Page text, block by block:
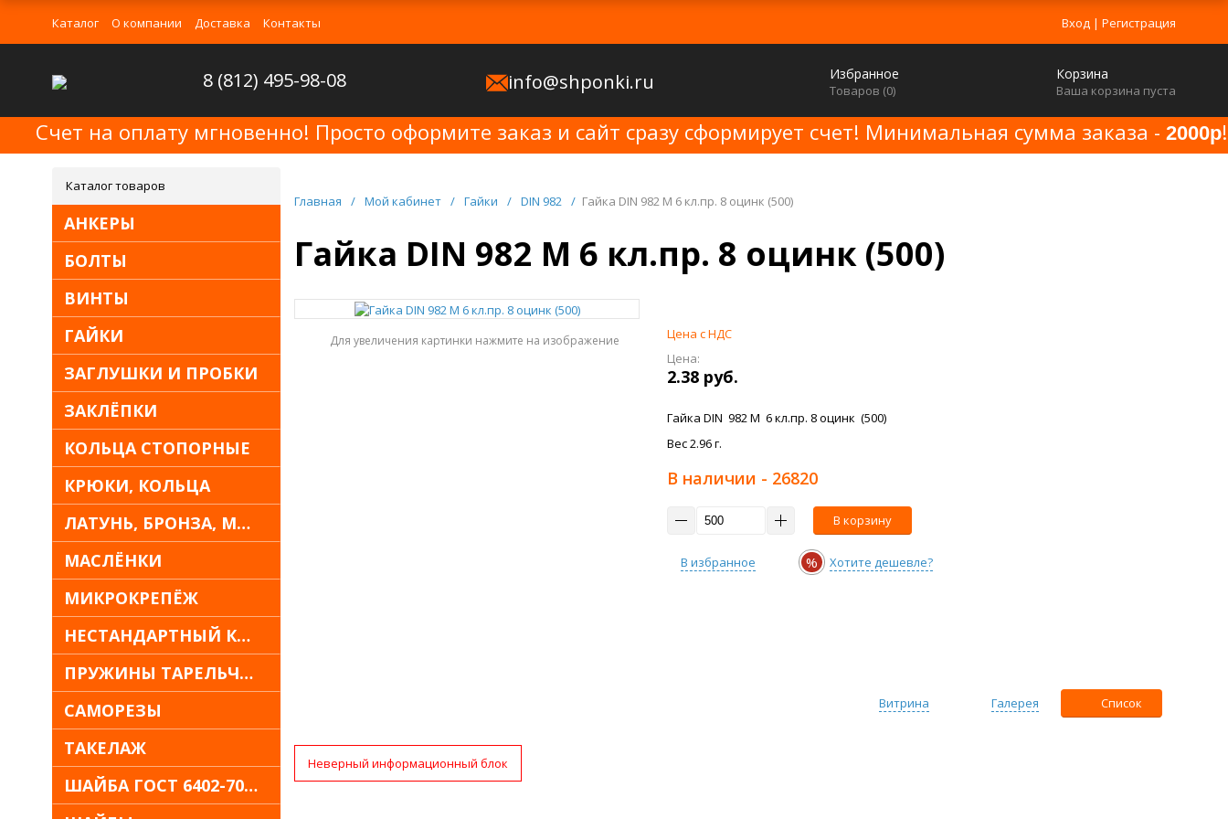
Вход | Регистрация
Каталог О компании Доставка Контакты
8 (812) 495-98-08 info@shponki.ru Избранное
Товаров (0)
Корзина
Ваша корзина пуста
Счет на оплату мгновенно! Просто оформите заказ и сайт сразу сформирует счет! Минимальная сумма заказа - 2000р!
Каталог товаров
АНКЕРЫ
БОЛТЫ
ВИНТЫ
ГАЙКИ
ЗАГЛУШКИ И ПРОБКИ
ЗАКЛЁПКИ
КОЛЬЦА СТОПОРНЫЕ
КРЮКИ, КОЛЬЦА
ЛАТУНЬ, БРОНЗА, МЕДЬ
МАСЛЁНКИ
МИКРОКРЕПЁЖ
НЕСТАНДАРТНЫЙ КРЕПЁЖ
ПРУЖИНЫ ТАРЕЛЬЧАТЫЕ
САМОРЕЗЫ
ТАКЕЛАЖ
ШАЙБА ГОСТ 6402-70 30Х13
Главная / Мой кабинет / Гайки / DIN 982 / Гайка DIN 982 M 6 кл.пр. 8 оцинк (500)
Гайка DIN 982 M 6 кл.пр. 8 оцинк (500)
Для увеличения картинки нажмите на изображение
Цена с НДС
Цена:
2.38 руб.
Гайка DIN 982 M 6 кл.пр. 8 оцинк (500)
Вес 2.96 г.
В наличии - 26820
В корзину
В избранное % Хотите дешевле?
Список
Галерея
Витрина
Неверный информационный блок